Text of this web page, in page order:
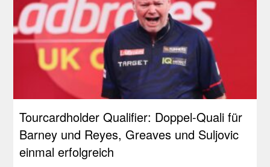
Tourcardholder Qualifier: Doppel-Quali für
Barney und Reyes, Greaves und Suljovic
einmal erfolgreich